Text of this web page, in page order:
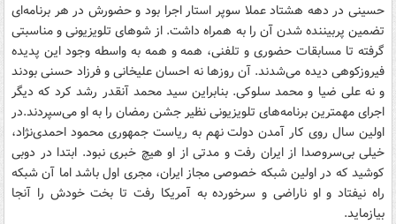
حسینی در دهه هشتاد عملا سوپر استار اجرا بود و حضورش در هر برنامه‌ای
تضمین پربیننده شدن آن را به همراه داشت. از شوهای تلویزیونی و مناسبتی
گرفته تا مسابقات حضوری و تلفنی، همه و همه به واسطه وجود این پدیده
فیروزکوهی دیده می‌شدند. آن روزها نه احسان علیخانی و فرزاد حسنی بودند
و نه علی ضیا و محمد سلوکی. بنابراین سید محمد آنقدر رشد کرد که دیگر
اجرای مهمترین برنامه‌های تلویزیونی نظیر جشن رمضان را به او می‌سپردند.در
اولین سال روی کار آمدن دولت نهم به ریاست جمهوری محمود احمدی‌نژاد،
خیلی بی‌سروصدا از ایران رفت و مدتی از او هیچ خبری نبود. ابتدا در دوبی
کوشید که در اولین شبکه خصوصی مجاز ایران، مجری اول باشد اما آن شبکه
راه نیفتاد و او ناراضی و سرخورده به آمریکا رفت تا بخت خودش را آنجا
بیازماید.